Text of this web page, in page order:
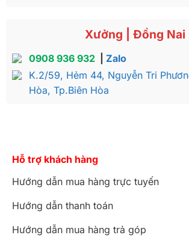
Xưởng | Đồng Nai
0908 936 932
Zalo
K.2/59, Hẻm 44, Nguyễn Tri
Hòa, Tp.Biên Hòa
Hỗ trợ khách hàng
Hướng dẫn mua hàng trực tuyến
Hướng dẫn thanh toán
Hướng dẫn mua hàng trả góp